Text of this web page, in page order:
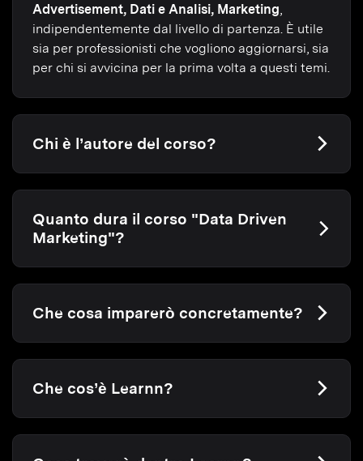
Advertisement, Dati e Analisi, Marketing
indipendentemente dal livello di partenza. È utile
sia per professionisti che vogliono aggiornarsi, sia
per chi si avvicina per la prima volta a questi temi.
Chi è l’autore del corso?
Quanto dura il corso "Data Driven
Marketing"?
Che cosa imparerò concretamente?
Che cos’è Learnn?